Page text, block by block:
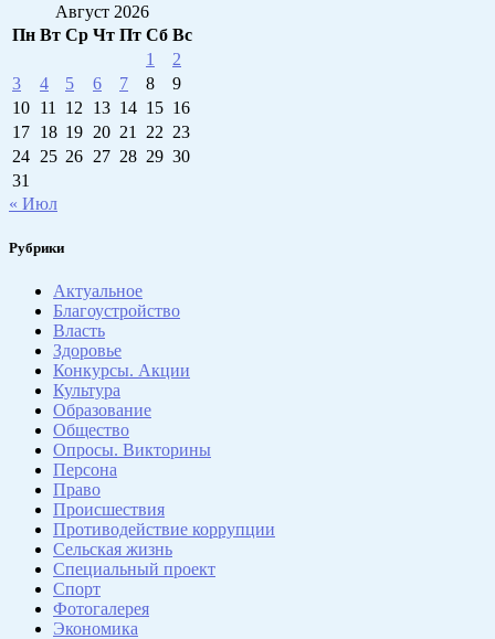
Август 2026
Пн Вт Ср Чт Пт Сб Вс
1
2
3
4 5 6 7 8
9
10 11 12 13 14 15 16
17 18 19 20 21 22 23
24 25 26 27 28 29 30
31
« Июл
Рубрики
Актуальное
Благоустройство
Власть
Здоровье
Конкурсы. Акции
Культура
Образование
Общество
Опросы. Викторины
Персона
Право
Происшествия
Противодействие коррупции
Сельская жизнь
Специальный проект
Спорт
Фотогалерея
Экономика